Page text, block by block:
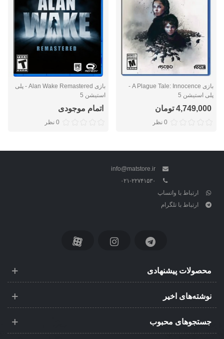
بازی A Plague Tale: Innocence -
پلی استیشن 5
4,749,000 تومان
0 نظر
بازی Alan Wake Remastered - پلی
استیشن 5
اتمام موجودی
0 نظر
info@matstore.ir
۰۲۱-۲۲۷۴۱۵۳۰
ارتباط با واتساپ
ارتباط با تلگرام
محصولات پیشنهادی
نوشته‌های اخیر
جستجوهای محبوب